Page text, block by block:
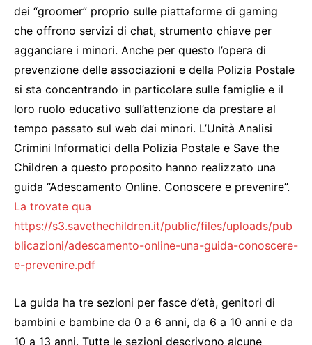
dei “groomer” proprio sulle piattaforme di gaming
che offrono servizi di chat, strumento chiave per
agganciare i minori. Anche per questo l’opera di
prevenzione delle associazioni e della Polizia Postale
si sta concentrando in particolare sulle famiglie e il
loro ruolo educativo sull’attenzione da prestare al
tempo passato sul web dai minori. L’Unità Analisi
Crimini Informatici della Polizia Postale e Save the
Children a questo proposito hanno realizzato una
guida “Adescamento Online. Conoscere e prevenire”.
La trovate qua
https://s3.savethechildren.it/public/files/uploads/pub
blicazioni/adescamento-online-una-guida-conoscere-
e-prevenire.pdf
La guida ha tre sezioni per fasce d’età, genitori di
bambini e bambine da 0 a 6 anni, da 6 a 10 anni e da
10 a 13 anni. Tutte le sezioni descrivono alcune